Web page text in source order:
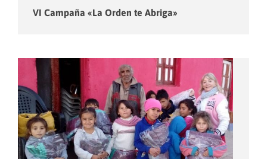
VI Campaña «La Orden te Abriga»